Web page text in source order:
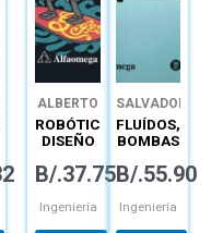
ALBERTO
ROCHA
DÍAZ
ROBÓTICA
DISEÑO
APLICACIÓN
B/.37.75
Ingeniería
SALVADOR
DE LAS
HERAS
FLUÍDOS,
BOMBAS
B/.55.90
Ingeniería